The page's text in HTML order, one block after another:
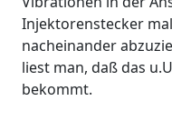
Injektorenstecker
nacheinander
liest man, daß das
bekommt.